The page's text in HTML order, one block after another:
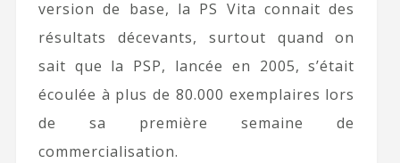
version de base, la PS Vita connait des
résultats décevants, surtout quand on
sait que la PSP, lancée en 2005, s’était
écoulée à plus de 80.000 exemplaires lors
de sa première semaine de
commercialisation.